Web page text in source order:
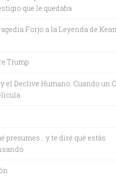
que le quedaba.
Forjó a la Leyenda de
Trump
el Declive Humano: Cuando un
presumes… y te diré qué estás